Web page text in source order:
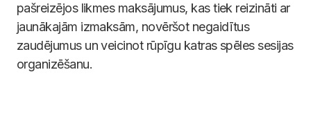
pašreizējos likmes maksājumus, kas tiek reizināti ar
jaunākajām izmaksām, novēršot negaidītus
zaudējumus un veicinot rūpīgu katras spēles sesijas
organizēšanu.